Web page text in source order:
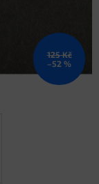
125 Kč
–52 %